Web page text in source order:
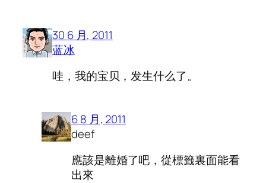
30 6 月, 2011
蓝冰
哇，我的宝贝，发生什么了。
6 8 月, 2011
deef
應該是離婚了吧，從標籤裏面能看
出來